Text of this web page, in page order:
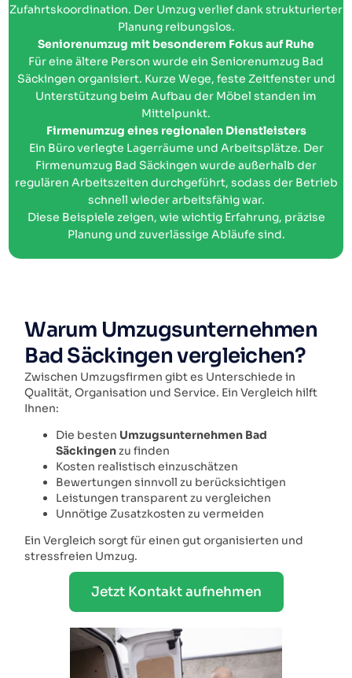
Zufahrtskoordination. Der Umzug verlief dank strukturierter
Planung reibungslos.
Seniorenumzug mit besonderem Fokus auf Ruhe
Für eine ältere Person wurde ein Seniorenumzug Bad
Säckingen organisiert. Kurze Wege, feste Zeitfenster und
Unterstützung beim Aufbau der Möbel standen im
Mittelpunkt.
Firmenumzug eines regionalen Dienstleisters
Ein Büro verlegte Lagerräume und Arbeitsplätze. Der
Firmenumzug Bad Säckingen wurde außerhalb der
regulären Arbeitszeiten durchgeführt, sodass der Betrieb
schnell wieder arbeitsfähig war.
Diese Beispiele zeigen, wie wichtig Erfahrung, präzise
Planung und zuverlässige Abläufe sind.
Warum Umzugsunternehmen
Bad Säckingen vergleichen?
Zwischen Umzugsfirmen gibt es Unterschiede in
Qualität, Organisation und Service. Ein Vergleich hilft
Ihnen:
Die besten Umzugsunternehmen Bad
Säckingenzu finden
Kosten realistisch einzuschätzen
Bewertungen sinnvoll zu berücksichtigen
Leistungen transparent zu vergleichen
Unnötige Zusatzkosten zu vermeiden
Ein Vergleich sorgt für einen gut organisierten und
stressfreien Umzug.
Jetzt Kontakt aufnehmen